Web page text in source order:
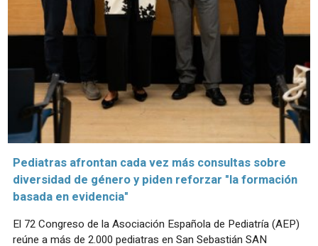
Pediatras afrontan cada vez más consultas sobre
diversidad de género y piden reforzar "la formación
basada en evidencia"
El 72 Congreso de la Asociación Española de Pediatría (AEP)
reúne a más de 2.000 pediatras en San Sebastián SAN